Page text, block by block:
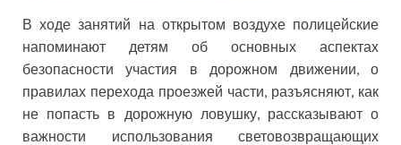
В ходе занятий на открытом воздухе полицейские
напоминают детям об основных аспектах
безопасности участия в дорожном движении, о
правилах перехода проезжей части, разъясняют, как
не попасть в дорожную ловушку, рассказывают о
важности использования световозвращающих